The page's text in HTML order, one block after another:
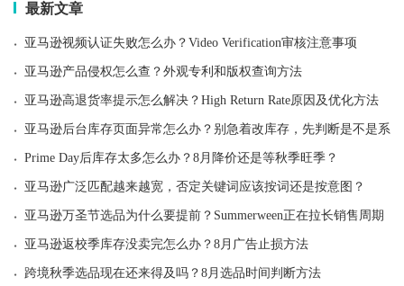
最新文章
· 亚马逊视频认证失败怎么办？Video Verification审核注意事项
· 亚马逊产品侵权怎么查？外观专利和版权查询方法
· 亚马逊高退货率提示怎么解决？High Return Rate原因及优化方法
· 亚马逊后台库存页面异常怎么办？别急着改库存，先判断是不是系
· Prime Day后库存太多怎么办？8月降价还是等秋季旺季？
· 亚马逊广泛匹配越来越宽，否定关键词应该按词还是按意图？
· 亚马逊万圣节选品为什么要提前？Summerween正在拉长销售周期
· 亚马逊返校季库存没卖完怎么办？8月广告止损方法
· 跨境秋季选品现在还来得及吗？8月选品时间判断方法